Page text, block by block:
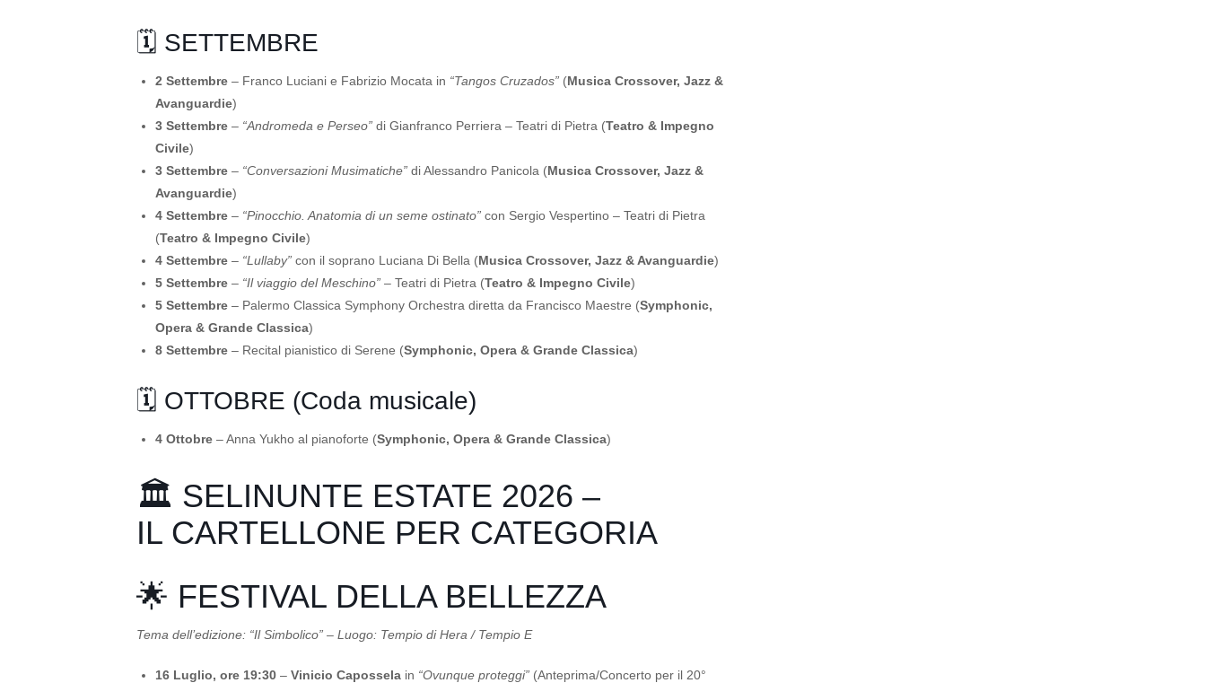
🗓️ SETTEMBRE
2 Settembre – Franco Luciani e Fabrizio Mocata in “Tangos Cruzados” (Musica Crossover, Jazz &
Avanguardie)
3 Settembre – “Andromeda e Perseo” di Gianfranco Perriera – Teatri di Pietra (Teatro & Impegno
Civile)
3 Settembre – “Conversazioni Musimatiche” di Alessandro Panicola (Musica Crossover, Jazz &
Avanguardie)
4 Settembre – “Pinocchio. Anatomia di un seme ostinato” con Sergio Vespertino – Teatri di Pietra
(Teatro & Impegno Civile)
4 Settembre – “Lullaby” con il soprano Luciana Di Bella (Musica Crossover, Jazz & Avanguardie)
5 Settembre – “Il viaggio del Meschino” – Teatri di Pietra (Teatro & Impegno Civile)
5 Settembre – Palermo Classica Symphony Orchestra diretta da Francisco Maestre (Symphonic,
Opera & Grande Classica)
8 Settembre – Recital pianistico di Serene (Symphonic, Opera & Grande Classica)
🗓️ OTTOBRE (Coda musicale)
4 Ottobre – Anna Yukho al pianoforte (Symphonic, Opera & Grande Classica)
🏛️ SELINUNTE ESTATE 2026 –
IL CARTELLONE PER CATEGORIA
🌟 FESTIVAL DELLA BELLEZZA
Tema dell’edizione: “Il Simbolico” – Luogo: Tempio di Hera / Tempio E
16 Luglio, ore 19:30 – Vinicio Capossela in “Ovunque proteggi” (Anteprima/Concerto per il 20°